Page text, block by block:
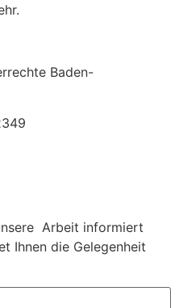
Baden-
Arbeit informiert
Ihnen die Gelegenheit